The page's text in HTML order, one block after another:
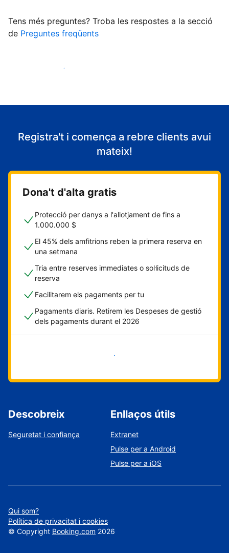
Tens més preguntes? Troba les respostes a la secció
de Preguntes freqüents
Comença a rebre clients
Registra't i comença a rebre clients avui
mateix!
Dona't d'alta gratis
Protecció per danys a l'allotjament de fins a
1.000.000 $
El 45% dels amfitrions reben la primera reserva en
una setmana
Tria entre reserves immediates o sol·licituds de
reserva
Facilitarem els pagaments per tu
Pagaments diaris. Retirem les Despeses de gestió
dels pagaments durant el 2026
Comença ara
Descobreix
Seguretat i confiança
Enllaços útils
Extranet
Pulse per a Android
Pulse per a iOS
Qui som?
Política de privacitat i cookies
© Copyright Booking.com 2026